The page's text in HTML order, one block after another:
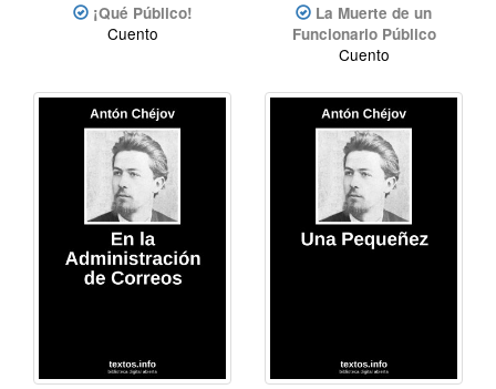
¡Qué Público!
Cuento
La Muerte de un
Funcionario Público
Cuento